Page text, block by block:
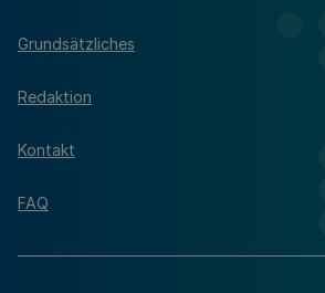
Grundsätzliches
Redaktion
Kontakt
FAQ